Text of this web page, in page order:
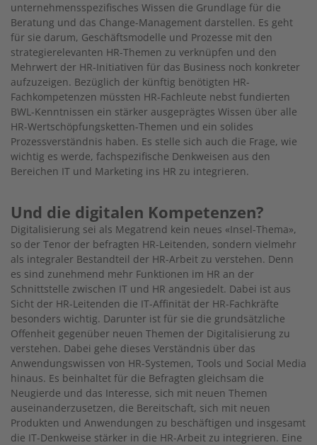
unternehmensspezifisches Wissen die Grundlage für die
Beratung und das Change-Management darstellen. Es geht
für sie darum, Geschäftsmodelle und Prozesse mit den
strategierelevanten HR-Themen zu verknüpfen und den
Mehrwert der HR-Initiativen für das Business noch konkreter
aufzuzeigen. Bezüglich der künftig benötigten HR-
Fachkompetenzen müssten HR-Fachleute nebst fundierten
BWL-Kenntnissen ein stärker ausgeprägtes Wissen über alle
HR-Wertschöpfungsketten-Themen und ein solides
Prozessverständnis haben. Es stelle sich auch die Frage, wie
wichtig es werde, fachspezifische Denkweisen aus den
Bereichen IT und Marketing ins HR zu integrieren.
Und die digitalen Kompetenzen?
Digitalisierung sei als Megatrend kein neues «Insel-Thema»,
so der Tenor der befragten HR-Leitenden, sondern vielmehr
als integraler Bestandteil der HR-Arbeit zu verstehen. Denn
es sind zunehmend mehr Funktionen im HR an der
Schnittstelle zwischen IT und HR angesiedelt. Dabei ist aus
Sicht der HR-Leitenden die IT-Affinität der HR-Fachkräfte
besonders wichtig. Darunter ist für sie die grundsätzliche
Offenheit gegenüber neuen Themen der Digitalisierung zu
verstehen. Dabei gehe dieses Verständnis über das
Anwendungswissen von HR-Systemen, Tools und Social Media
hinaus. Es beinhaltet für die Befragten gleichsam die
Neugierde und das Interesse, sich mit neuen Themen
auseinanderzusetzen, die Bereitschaft, sich mit neuen
Produkten und Anwendungen zu beschäftigen und insgesamt
die IT-Denkweise stärker in die HR-Arbeit zu integrieren. Eine